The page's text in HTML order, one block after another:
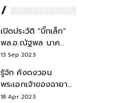
เปิดประวัติ "บิ๊กเล็ก"
พล.อ.ณัฐพล นาค
พาณิชย์ จากเลขาฯ
สมช.-เลขาฯ
รมว.กลาโหม
13 Sep 2023
รู้จัก คังดงวอน
พระเอกเจ้าของฉายา
สมบัติแห่งชาติ หลังมี
18 Apr 2023